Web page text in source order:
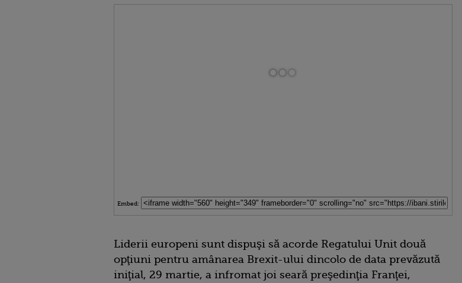
Embed:
Liderii europeni sunt dispuşi să acorde Regatului Unit două
opţiuni pentru amânarea Brexit-ului dincolo de data prevăzută
iniţial, 29 martie, a infromat joi seară preşedinţia Franţei,